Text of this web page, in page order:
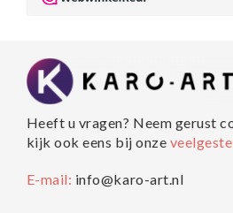
Heeft u vragen? Neem gerust
kijk ook eens bij onze
E-mail: info@karo-art.nl